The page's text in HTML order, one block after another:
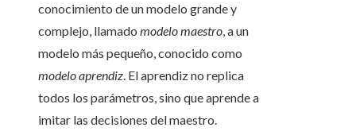
conocimiento de un modelo grande y
complejo, llamado modelo maestro, a un
modelo más pequeño, conocido como
modelo aprendiz. El aprendiz no replica
todos los parámetros, sino que aprende a
imitar las decisiones del maestro.